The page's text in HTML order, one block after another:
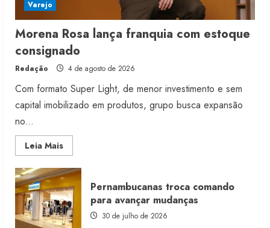
Varejo
Morena Rosa lança franquia com estoque
consignado
Redação 4 de agosto de 2026
Com formato Super Light, de menor investimento e sem
capital imobilizado em produtos, grupo busca expansão
no...
Leia MaisRead
more
Morena
Rosa
lança
franquia
com
estoque
consignado
Pernambucanas troca comando
para avançar mudanças
30 de julho de 2026